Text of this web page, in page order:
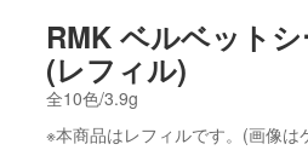
RMK ベルベット
(レフィル)
全10色/3.9g
※本商品はレフィルです。(画像は